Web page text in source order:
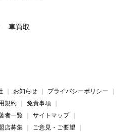
車買取
お知らせ
プライバシーポリシー
規約
免責事項
者一覧
サイトマップ
店募集
ご意見・ご要望